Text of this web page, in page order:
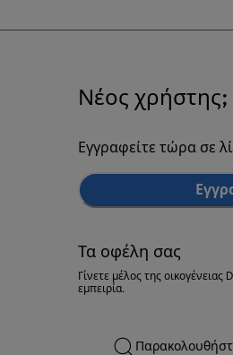
Νέος χρήστης;
Εγγραφείτε τώρα σε
Τα οφέλη σας
Γίνετε μέλος της
εμπειρία.